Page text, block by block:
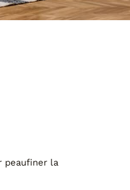
peaufiner la